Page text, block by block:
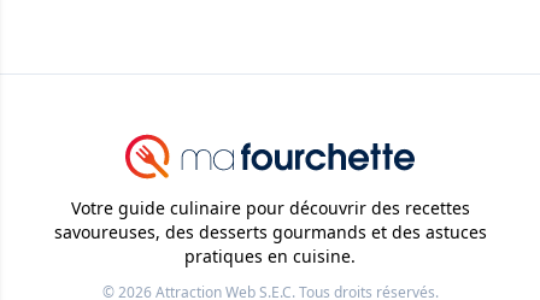
Votre guide culinaire pour découvrir des recettes
savoureuses, des desserts gourmands et des astuces
pratiques en cuisine.
© 2026Attraction Web S.E.C.Tous droits réservés.